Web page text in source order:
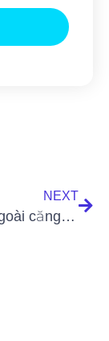
NEXT
Muốn vẻ ngoài căng hồng, tràn trề sinh khí hãy chải khô da mỗi sáng